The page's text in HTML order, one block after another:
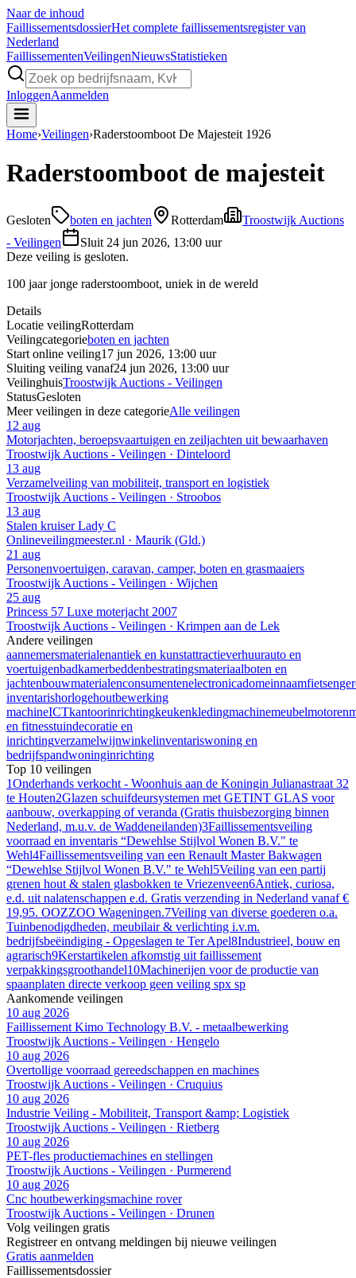
Naar de inhoud
FaillissementsdossierHet complete faillissementsregister van
Nederland
FaillissementenVeilingenNieuwsStatistieken
InloggenAanmelden
Home›Veilingen›Raderstoomboot De Majesteit 1926
Raderstoomboot de majesteit
Gesloten boten en jachten Rotterdam
Troostwijk Auctions
- Veilingen
Sluit 24 jun 2026, 13:00 uur
Deze veiling is gesloten.
100 jaar jonge raderstoomboot, uniek in de wereld
Details
Locatie veilingRotterdam
Veilingcategorieboten en jachten
Start online veiling17 jun 2026, 13:00 uur
Sluiting veiling vanaf24 jun 2026, 13:00 uur
VeilinghuisTroostwijk Auctions - Veilingen
StatusGesloten
Meer veilingen in deze categorieAlle veilingen
12 aug
Motorjachten, beroepsvaartuigen en zeiljachten uit bewaarhaven
Troostwijk Auctions - Veilingen · Dinteloord
13 aug
Verzamelveiling van mobiliteit, transport en logistiek
Troostwijk Auctions - Veilingen · Stroobos
13 aug
Stalen kruiser Lady C
Onlineveilingmeester.nl · Maurik (Gld.)
21 aug
Personenvoertuigen, caravan, camper, boten en grasmaaiers
Troostwijk Auctions - Veilingen · Wijchen
25 aug
Princess 57 Luxe moterjacht 2007
Troostwijk Auctions - Veilingen · Krimpen aan de Lek
Andere veilingen
aannemersmaterialenantiek en kunstattractieverhuurauto en
voertuigenbadkamerbeddenbestratingsmateriaalboten en
jachtenbouwmaterialenconsumentenelectronicadomeinnaamfietsen
inventarishorlogehoutbewerking
machineICTkantoorinrichtingkeukenkledingmachinemeubelmotoren
en fitnesstuindecoratie en
inrichtingverzamelwijnwinkelinventariswoning en
bedrijfspandwoninginrichting
Top 10 veilingen
1Onderhands verkocht - Woonhuis aan de Koningin Julianastraat 32
te Houten2Glazen schuifdeursystemen met GETINT GLAS voor
aanbouw, overkapping of veranda (Gratis thuisbezorging binnen
Nederland, m.u.v. de Waddeneilanden)3Faillissementsveiling
voorraad en inventaris “Dewehlse Stijlvol Wonen B.V." te
Wehl4Faillissementsveiling van een Renault Master Bakwagen
“Dewehlse Stijlvol Wonen B.V." te Wehl5Veiling van een partij
grenen hout & stalen glasbokken te Vriezenveen6Antiek, curiosa,
e.d. uit nalatenschappen e.d. Gratis verzending in Nederland vanaf €
19,95. OOZZOO Wageningen.7Veiling van diverse goederen o.a.
Tuinbenodigdheden, meubilair & verlichting i.v.m.
bedrijfsbeëindiging - Opgeslagen te Ter Apel8Industrieel, bouw en
agrarisch9Kerstartikelen afkomstig uit faillissement
verpakkingsgroothandel10Machinerijen voor de productie van
spaanplaten directe verkoop geen veiling spx sp
Aankomende veilingen
10 aug 2026
Faillissement Kimo Technology B.V. - metaalbewerking
Troostwijk Auctions - Veilingen · Hengelo
10 aug 2026
Overtollige voorraad gereedschappen en machines
Troostwijk Auctions - Veilingen · Cruquius
10 aug 2026
Industrie Veiling - Mobiliteit, Transport &amp; Logistiek
Troostwijk Auctions - Veilingen · Rietberg
10 aug 2026
PET-fles productiemachines en stellingen
Troostwijk Auctions - Veilingen · Purmerend
10 aug 2026
Cnc houtbewerkingsmachine rover
Troostwijk Auctions - Veilingen · Drunen
Volg veilingen gratis
Registreer en ontvang meldingen bij nieuwe veilingen
Gratis aanmelden
Faillissementsdossier